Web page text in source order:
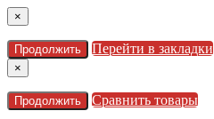
×
Продолжить Перейти в закладки
×
Продолжить Сравнить товары